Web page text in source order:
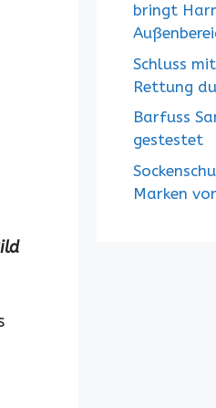
bringt
Schluss
Rettung
Barfuss
gestestet
Marken